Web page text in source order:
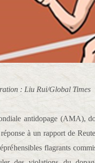
: Liu Rui/Global Times
antidopage (AMA),
à un rapport de
flagrants